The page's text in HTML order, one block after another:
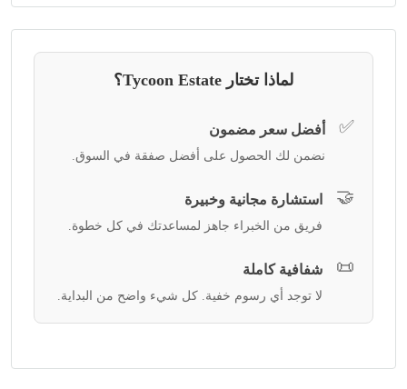
لماذا تختار Tycoon Estate؟
✅ أفضل سعر مضمون
نضمن لك الحصول على أفضل صفقة في السوق.
🤝 استشارة مجانية وخبيرة
فريق من الخبراء جاهز لمساعدتك في كل خطوة.
📜 شفافية كاملة
لا توجد أي رسوم خفية. كل شيء واضح من البداية.